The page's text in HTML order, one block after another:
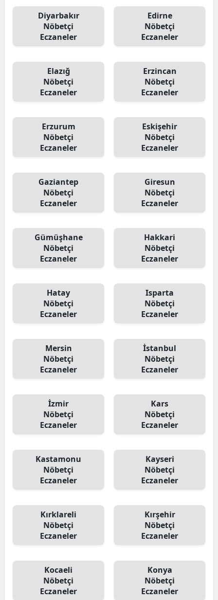
Diyarbakır
Nöbetçi
Eczaneler
Edirne
Nöbetçi
Eczaneler
Elazığ
Nöbetçi
Eczaneler
Erzincan
Nöbetçi
Eczaneler
Erzurum
Nöbetçi
Eczaneler
Eskişehir
Nöbetçi
Eczaneler
Gaziantep
Nöbetçi
Eczaneler
Giresun
Nöbetçi
Eczaneler
Gümüşhane
Nöbetçi
Eczaneler
Hakkari
Nöbetçi
Eczaneler
Hatay
Nöbetçi
Eczaneler
Isparta
Nöbetçi
Eczaneler
Mersin
Nöbetçi
Eczaneler
İstanbul
Nöbetçi
Eczaneler
İzmir
Nöbetçi
Eczaneler
Kars
Nöbetçi
Eczaneler
Kastamonu
Nöbetçi
Eczaneler
Kayseri
Nöbetçi
Eczaneler
Kırklareli
Nöbetçi
Eczaneler
Kırşehir
Nöbetçi
Eczaneler
Kocaeli
Nöbetçi
Eczaneler
Konya
Nöbetçi
Eczaneler